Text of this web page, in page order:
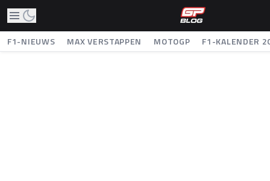
F1-NIEUWS MAX VERSTAPPEN MOTOGP F1-KALENDER